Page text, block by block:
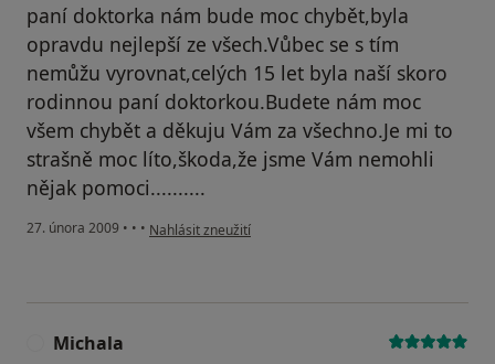
paní doktorka nám bude moc chybět,byla
opravdu nejlepší ze všech.Vůbec se s tím
nemůžu vyrovnat,celých 15 let byla naší skoro
rodinnou paní doktorkou.Budete nám moc
všem chybět a děkuju Vám za všechno.Je mi to
strašně moc líto,škoda,že jsme Vám nemohli
nějak pomoci..........
27. února 2009 • • • podle názoru uživatele Petra Matějovská s holkama
Nahlásit zneužití
Michala